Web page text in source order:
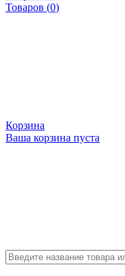
Товаров (0)
Корзина
Ваша корзина пуста